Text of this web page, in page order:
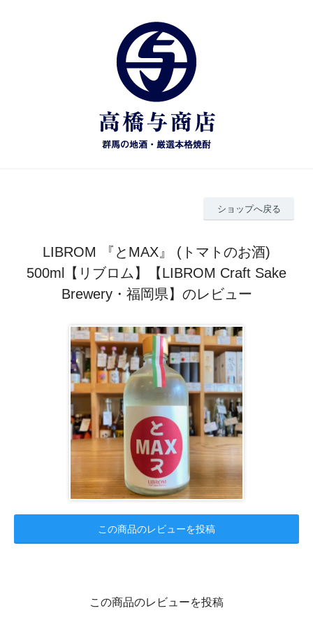
ショップへ戻る
LIBROM 『とMAX』 (トマトのお酒)
500ml【リブロム】【LIBROM Craft Sake
Brewery・福岡県】のレビュー
この商品のレビューを投稿
この商品のレビューを投稿